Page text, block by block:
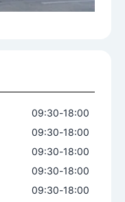
09:30-18:00
09:30-18:00
09:30-18:00
09:30-18:00
09:30-18:00